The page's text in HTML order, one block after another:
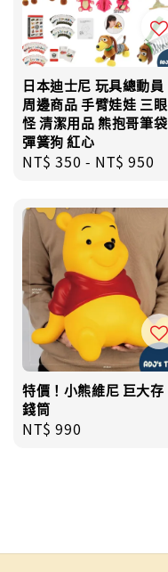
日本迪士尼 玩具總動員
周邊商品 手臂娃娃 三眼
怪 清潔用品 熊抱哥筆袋
彈簧狗 紅心
Regular
NT$ 350 - NT$ 950
特價！小熊維尼 巨大存
錢筒
Regular
NT$ 990